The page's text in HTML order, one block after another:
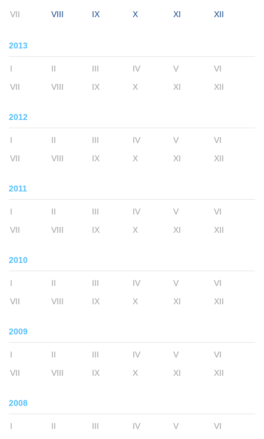
VII VIII IX X XI XII
2013
I II III IV V
VI
VII
VIII IX X XI XII
2012
I II III IV V
VI
VII
VIII IX X XI XII
2011
I II III IV V
VI
VII
VIII IX X XI XII
2010
I II III IV V
VI
VII
VIII IX X XI XII
2009
I II III IV V
VI
VII
VIII IX X XI XII
2008
I II III IV V
VI